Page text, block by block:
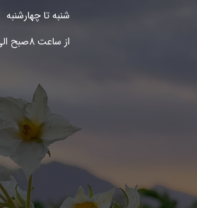
شنبه تا چهارشنبه
از ساعت 8صبح الی 16 بعدازظهر